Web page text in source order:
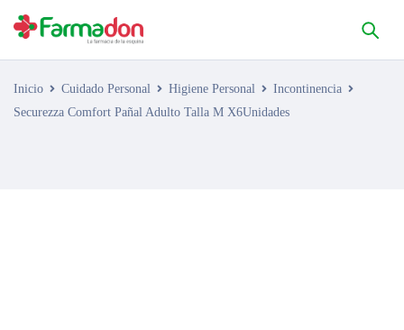
Inicio Cuidado Personal Higiene Personal
Incontinencia
Securezza Comfort Pañal Adulto Talla M X6Unidades